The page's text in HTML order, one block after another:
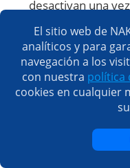
desactivan una
Si el periodo de
expirado, pero la
se ejecuta en
periodo de gracia.
La caducidad de
una licencia
El sitio web de
analíticos y para
navegación a los
con nuestra política
cookies en cualquier